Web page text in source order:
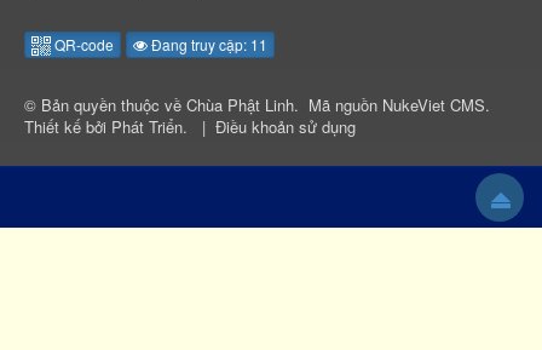
QR-code Đang truy cập: 11
© Bản quyền thuộc về Chùa Phật Linh. Mã nguồn NukeViet CMS.
Thiết kế bởi Phát Triển. | Điều khoản sử dụng